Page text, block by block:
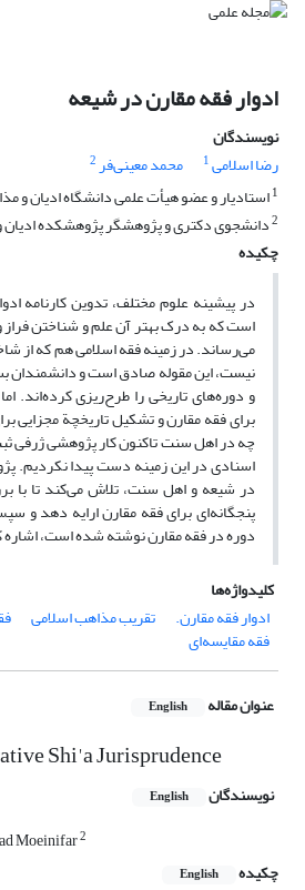
ادوار فقه مقارن در شیعه
نویسندگان
رضا اسلامی1 محمد معینی‌فر2
1استادیار و عضو هیأت علمی دانشگاه ادیان و
2دانشجوی دکتری و پژوهشگر پژوهشکده
چکیده
در پیشینه علوم مختلف، تدوین کارنامه
است که به درک بهتر آن علم و شناختن
می‌رساند. در زمینه فقه اسلامی هم که از
نیست، این مقوله صادق است و دانشمندان
و دوره‌های تاریخی را طرح‌ریزی کرده‌اند.
برای فقه مقارن و تشکیل تاریخچة مجزایی
چه در اهل سنت تاکنون کار پژوهشی ژرفی
اسنادی در این زمینه دست پیدا نکردیم.
در شیعه و اهل سنت، تلاش می‌کند تا با
پنجگانه‌ای برای فقه مقارن ارایه دهد و
دوره در فقه مقارن نوشته شده است،
کلیدواژه‌ها
ادوار فقه مقارن.
تقریب مذاهب اسلامی
فقه مقایسه‌ای
عنوان مقاله English
Shi'a Jurisprudence
نویسندگان English
Moeinifar2
چکیده English